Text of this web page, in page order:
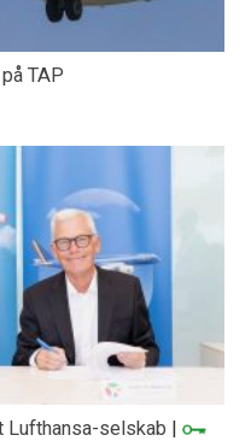
TAP
Lufthansa-selskab |